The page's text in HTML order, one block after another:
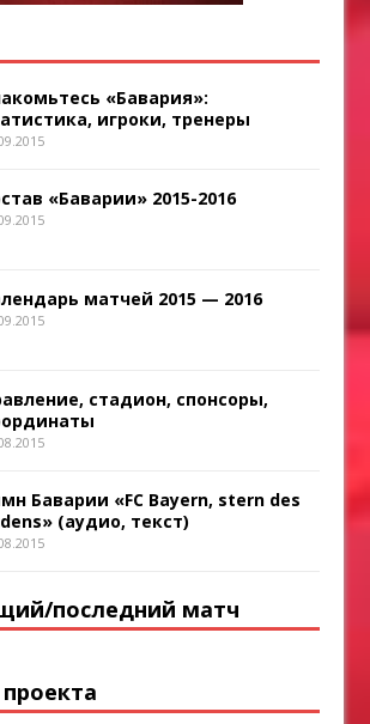
«Бавария»:
игроки, тренеры
«Баварии» 2015-2016
матчей 2015 — 2016
стадион, спонсоры,
Баварии «FC Bayern, stern des
(аудио, текст)
последний матч